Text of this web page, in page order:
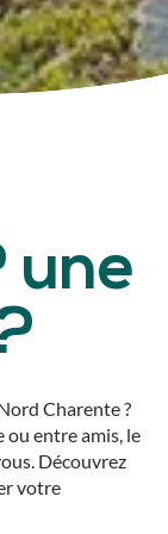
une
Charente ?
ou entre amis, le
Découvrez
votre